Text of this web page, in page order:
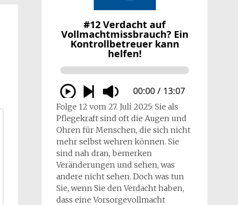
Folge 12 vom 27. Juli 2025: Sie als
Pflegekraft sind oft die Augen und
Ohren für Menschen, die sich nicht
mehr selbst wehren können. Sie
sind nah dran, bemerken
Veränderungen und sehen, was
andere nicht sehen. Doch was tun
Sie, wenn Sie den Verdacht haben,
dass eine Vorsorgevollmacht